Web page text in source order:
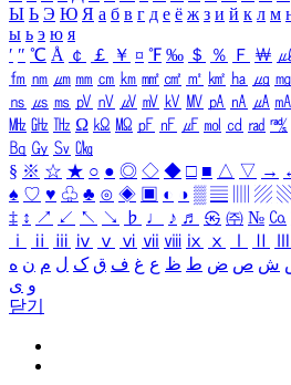
Ы Ь Э Ю Я а б в г д е ё ж з и й к л м
ы ь э ю я
′ ″ ℃ Å ￠ ￡ ￥ ¤ ℉ ‰ ＄ ％ Ｆ ￦
㎙ ㎚ ㎛ ㎜ ㎝ ㎞ ㎟ ㎠ ㎡ ㎢ ㏊ ㎍ ㎎
㎱ ㎲ ㎳ ㎴ ㎵ ㎶ ㎷ ㎸ ㎹ ㎀ ㎁ ㎂ ㎃
㎒ ㎓ ㎔ Ω ㏀ ㏁ ㎊ ㎋ ㎌ ㏖ ㏅ ㎭ ㎮
㏃ ㏉ ㏜ ㏆
§ ※ ☆ ★ ○ ● ◎ ◇ ◆ □ ■ △ ▽ →
♠ ♡ ♥ ♧ ♣ ⊙ ◈ ▣ ◐ ◑ ▒ ▤ ▨
‡ ↕ ↗ ↙ ↖ ↘ ♭ ♩ ♪ ♬ ㉿ ㈜ № ㏇
ⅰ
ⅱ ⅲ ⅳ ⅴ ⅵ ⅶ ⅷ ⅸ ⅹ
ش ص ض ط ظ ع غ ف ق ک ل م ن ه
و ی
닫기